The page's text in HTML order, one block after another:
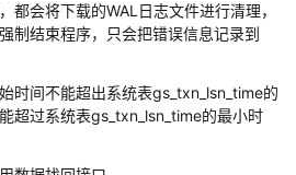
都会将下载的WAL日志文件进行清理，
制结束程序，只会把错误信息记录到
时间不能超出系统表gs_txn_lsn_time的
超过系统表gs_txn_lsn_time的最小时